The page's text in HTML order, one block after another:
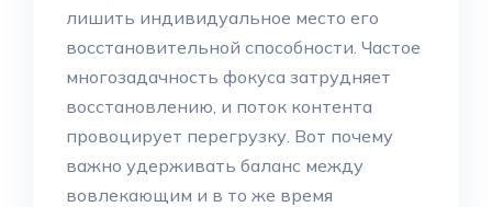
лишить индивидуальное место его
восстановительной способности. Частое
многозадачность фокуса затрудняет
восстановлению, и поток контента
провоцирует перегрузку. Вот почему
важно удерживать баланс между
вовлекающим и в то же время